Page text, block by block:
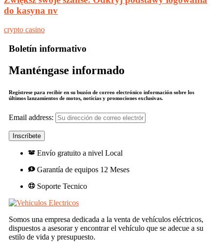
do kasyna nv
crypto casino
Boletín informativo
Manténgase informado
Regístrese para recibir en su buzón de correo electrónico información sobre los
últimos lanzamientos de motos, noticias y promociones exclusivas.
Email address:
Envío gratuito a nivel Local
Garantía de equipos 12 Meses
Soporte Tecnico
Somos una empresa dedicada a la venta de vehículos eléctricos,
dispuestos a asesorar y encontrar el vehículo que se adecue a su
estilo de vida y presupuesto.